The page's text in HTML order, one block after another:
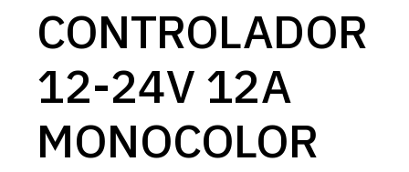
CONTROLADOR
12-24V 12A
MONOCOLOR